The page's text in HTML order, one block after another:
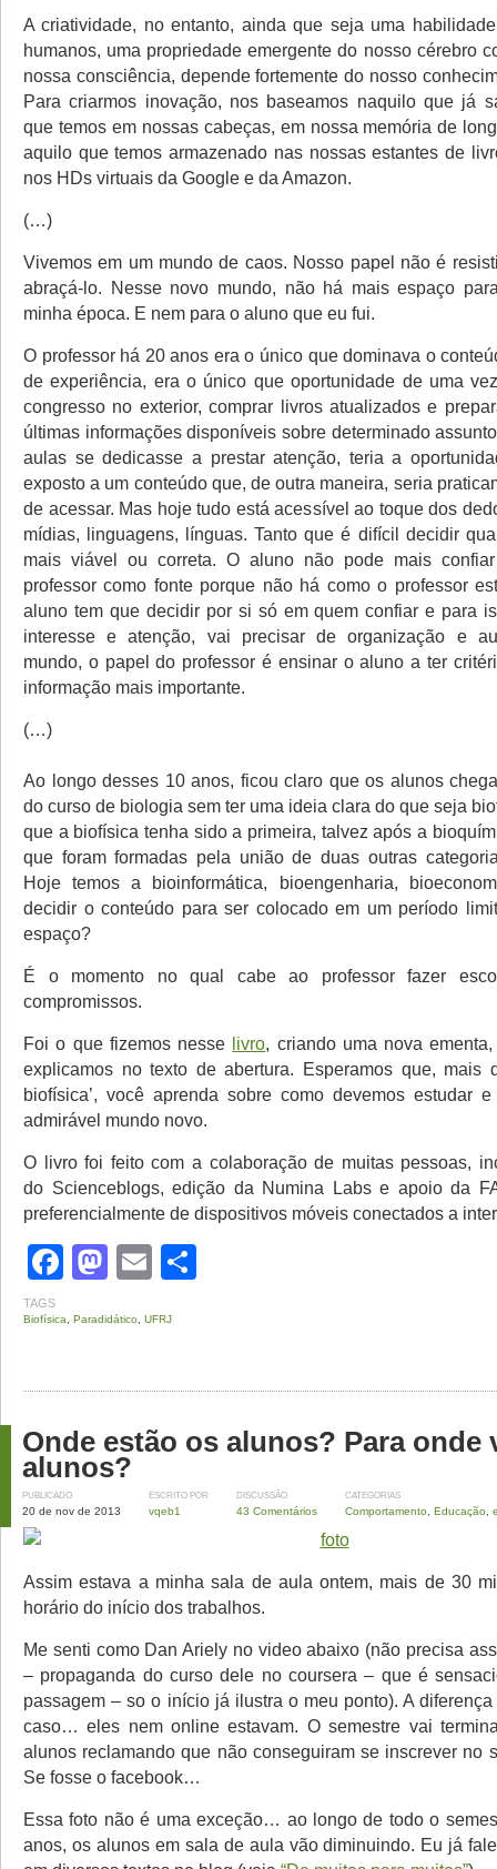
A criatividade, no entanto, ainda que seja uma
humanos, uma propriedade emergente do nosso cérebro
nossa consciência, depende fortemente do nosso
Para criarmos inovação, nos baseamos naquilo que já
que temos em nossas cabeças, em nossa memória de
aquilo que temos armazenado nas nossas estantes de
nos HDs virtuais da Google e da Amazon.
(…)
Vivemos em um mundo de caos. Nosso papel não é
abraçá-lo. Nesse novo mundo, não há mais espaço
minha época. E nem para o aluno que eu fui.
O professor há 20 anos era o único que dominava o
de experiência, era o único que oportunidade de uma
congresso no exterior, comprar livros atualizados e
últimas informações disponíveis sobre determinado
aulas se dedicasse a prestar atenção, teria a
exposto a um conteúdo que, de outra maneira, seria
de acessar. Mas hoje tudo está acessível ao toque dos
mídias, linguagens, línguas. Tanto que é difícil decidir
mais viável ou correta. O aluno não pode mais
professor como fonte porque não há como o professor
aluno tem que decidir por si só em quem confiar e para
interesse e atenção, vai precisar de organização e
mundo, o papel do professor é ensinar o aluno a ter
informação mais importante.
(…)
Ao longo desses 10 anos, ficou claro que os alunos
do curso de biologia sem ter uma ideia clara do que seja
que a biofísica tenha sido a primeira, talvez após a
que foram formadas pela união de duas outras
Hoje temos a bioinformática, bioengenharia,
decidir o conteúdo para ser colocado em um período
espaço?
É o momento no qual cabe ao professor fazer
compromissos.
Foi o que fizemos nesse livro, criando uma nova
explicamos no texto de abertura. Esperamos que, mais
biofísica’, você aprenda sobre como devemos estudar
admirável mundo novo.
O livro foi feito com a colaboração de muitas pessoas,
do Scienceblogs, edição da Numina Labs e apoio da
preferencialmente de dispositivos móveis conectados a
Facebook
Mastodon
Email
TAGS
Biofísica Paradidático UFRJ
Onde estão os alunos? Para onde
alunos?
PUBLICADO
20 de nov de 2013
ESCRITO POR
vqeb1
DISCUSSÃO
43 Comentários
CATEGORIAS
Comportamento Educação
Assim estava a minha sala de aula ontem, mais de 30
horário do início dos trabalhos.
Me senti como Dan Ariely no video abaixo (não precisa
– propaganda do curso dele no coursera – que é
passagem – so o início já ilustra o meu ponto). A
caso… eles nem online estavam. O semestre vai
alunos reclamando que não conseguiram se inscrever no
Se fosse o facebook…
Essa foto não é uma exceção… ao longo de todo o
anos, os alunos em sala de aula vão diminuindo. Eu já